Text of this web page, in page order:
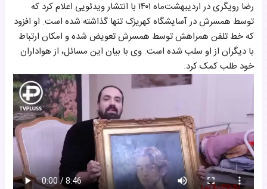
رضا رویگری در اردیبهشت‌ماه ۱۴۰۱ با انتشار ویدئویی اعلام کرد که
توسط همسرش در آسایشگاه کهریزک تنها گذاشته شده است. او افزود
که خط تلفن همراهش توسط همسرش تعویض شده و امکان ارتباط
با دیگران از او سلب شده است. وی با بیان این مسائل، از هواداران
خود طلب کمک کرد.